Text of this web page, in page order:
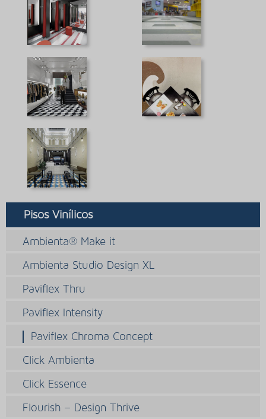
Pisos Vinílicos
Ambienta® Make it
Ambienta Studio Design XL
Paviflex Thru
Paviflex Intensity
Paviflex Chroma Concept
Click Ambienta
Click Essence
Flourish – Design Thrive